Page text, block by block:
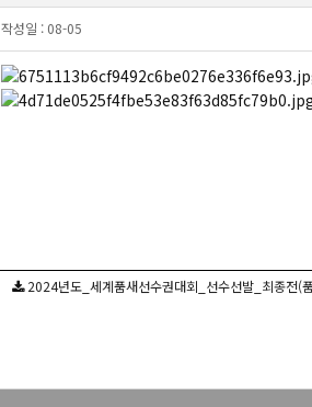
작성일 : 08-05
2024년도_세계품새선수권대회_선수선발_최종전